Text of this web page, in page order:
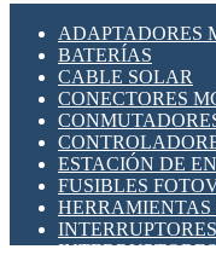
ADAPTADORES
BATERÍAS
CABLE SOLAR
CONECTORES
ESTACIÓN DE
FUSIBLES
HERRAMIENTAS